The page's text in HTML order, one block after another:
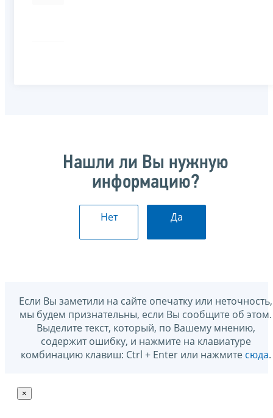
Нашли ли Вы нужную
информацию?
Нет Да
Если Вы заметили на сайте опечатку или неточность,
мы будем признательны, если Вы сообщите об этом.
Выделите текст, который, по Вашему мнению,
содержит ошибку, и нажмите на клавиатуре
комбинацию клавиш: Ctrl + Enter или нажмите сюда.
×